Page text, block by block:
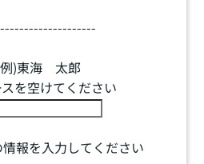
)東海 太郎
を空けてください
報を入力してください